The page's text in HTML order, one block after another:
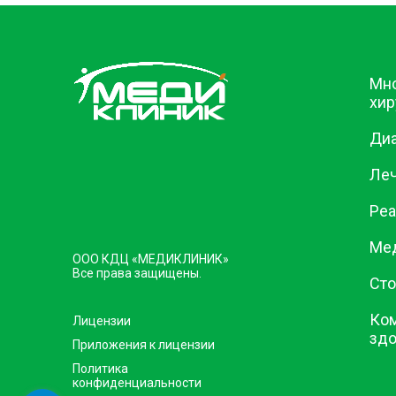
ООО КДЦ «МЕДИКЛИНИК»
Все права защищены.
Лицензии
Приложения к лицензии
Политика
конфиденциальности